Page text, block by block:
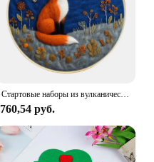
Стартовые наборы из вулканического фетра для взрослых, набор для валяния шерсти «сделай сам», набор для рисования для начинающих, рамка для вышивания, шерсть, рукоделие, поделки
760,54 руб.